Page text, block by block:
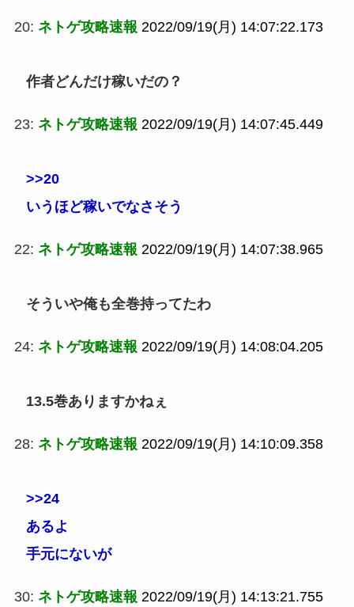
20: ネトゲ攻略速報 2022/09/19(月) 14:07:22.173
作者どんだけ稼いだの？
23: ネトゲ攻略速報 2022/09/19(月) 14:07:45.449
>>20
いうほど稼いでなさそう
22: ネトゲ攻略速報 2022/09/19(月) 14:07:38.965
そういや俺も全巻持ってたわ
24: ネトゲ攻略速報 2022/09/19(月) 14:08:04.205
13.5巻ありますかねぇ
28: ネトゲ攻略速報 2022/09/19(月) 14:10:09.358
>>24
あるよ
手元にないが
30: ネトゲ攻略速報 2022/09/19(月) 14:13:21.755